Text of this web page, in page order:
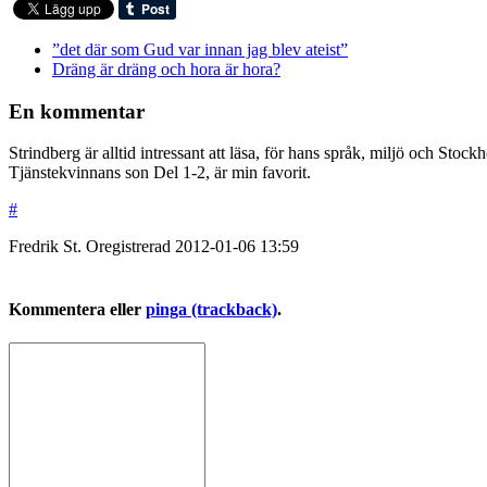
”det där som Gud var innan jag blev ateist”
Dräng är dräng och hora är hora?
En kommentar
Strindberg är alltid intressant att läsa, för hans språk, miljö och
Tjänstekvinnans son Del 1-2, är min favorit.
#
Fredrik St. Oregistrerad 2012-01-06 13:59
Kommentera eller pinga (trackback).